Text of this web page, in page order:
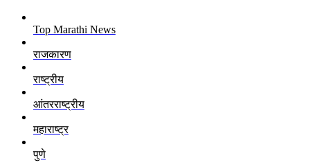
Top Marathi News
राजकारण
राष्ट्रीय
आंतरराष्ट्रीय
महाराष्ट्र
पुणे